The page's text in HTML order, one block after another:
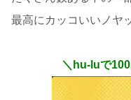
最高にカッコいいノヤ
＼hu-luで